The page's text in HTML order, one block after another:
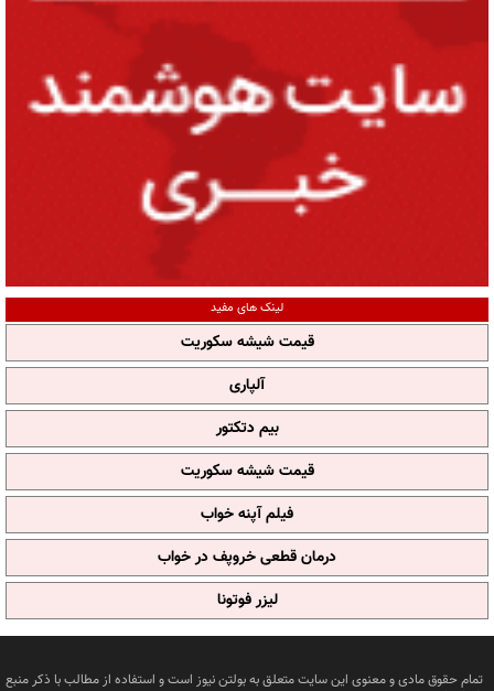
لینک های مفید
قیمت شیشه سکوریت
آلپاری
بیم دتکتور
قیمت شیشه سکوریت
فیلم آپنه خواب
درمان قطعی خروپف در خواب
لیزر فوتونا
تمام حقوق مادی و معنوی این سایت متعلق به بولتن نیوز است و استفاده از مطالب با ذکر منبع